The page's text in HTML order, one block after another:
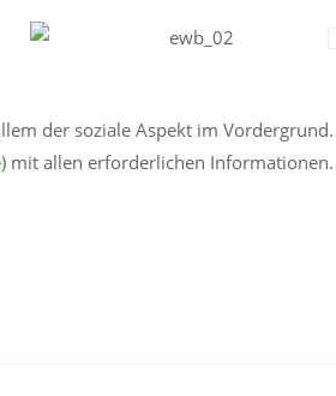
der soziale Aspekt im Vordergrund.
mit allen erforderlichen Informationen.